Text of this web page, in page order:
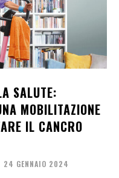
SALUTE:
MOBILITAZIONE
IL CANCRO
24 GENNAIO 2024